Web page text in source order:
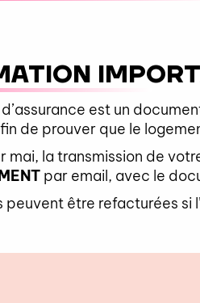
est un
de prouver que le
mai, la transmission de
par email, avec le
peuvent être refacturées si